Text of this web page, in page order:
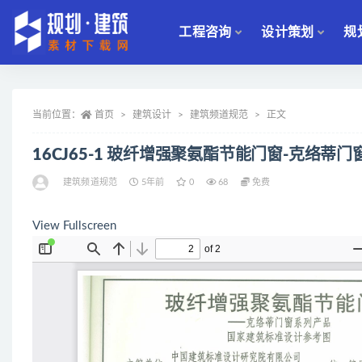
工程咨询 设计策划 规
当前位置： 首页 建筑设计 建筑频道规范 正文
16CJ65-1 玻纤增强聚氨酯节能门窗-克络蒂门
建筑频道规范 5年前 0 68 免费
View Fullscreen